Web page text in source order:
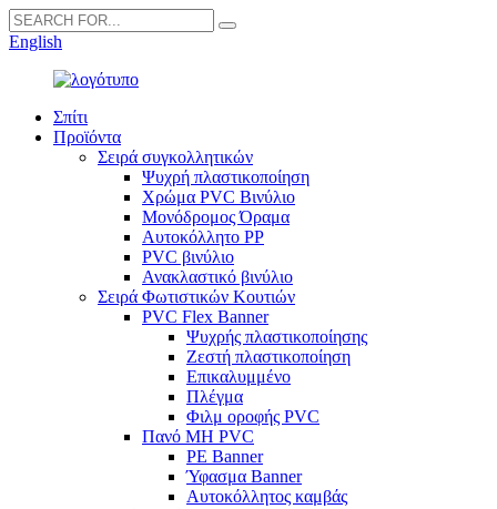
English
Σπίτι
Προϊόντα
Σειρά συγκολλητικών
Ψυχρή πλαστικοποίηση
Χρώμα PVC Βινύλιο
Μονόδρομος Όραμα
Αυτοκόλλητο PP
PVC βινύλιο
Ανακλαστικό βινύλιο
Σειρά Φωτιστικών Κουτιών
PVC Flex Banner
Ψυχρής πλαστικοποίησης
Ζεστή πλαστικοποίηση
Επικαλυμμένο
Πλέγμα
Φιλμ οροφής PVC
Πανό ΜΗ PVC
PE Banner
Ύφασμα Banner
Αυτοκόλλητος καμβάς